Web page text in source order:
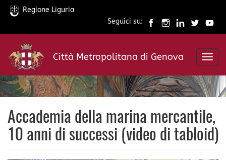
Salta
contenuto
principale
Regione Liguria
Seguici su:
Città Metropolitana di Genova
Accademia della marina mercantile,
10 anni di successi (video di tabloid)